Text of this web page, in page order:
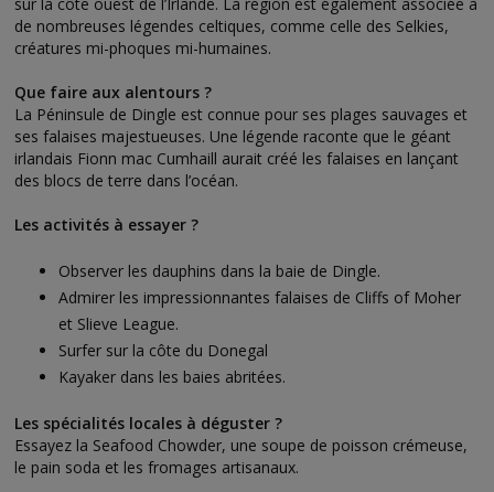
de nombreuses légendes celtiques, comme celle des Selkies,
créatures mi-phoques mi-humaines.
Que faire aux alentours ?
La Péninsule de Dingle est connue pour ses plages sauvages et
ses falaises majestueuses. Une légende raconte que le géant
irlandais Fionn mac Cumhaill aurait créé les falaises en lançant
des blocs de terre dans l’océan.
Les activités à essayer ?
Observer les dauphins dans la baie de Dingle.
Admirer les impressionnantes falaises de Cliffs of Moher
et Slieve League.
Surfer sur la côte du Donegal
Kayaker dans les baies abritées.
Les spécialités locales à déguster ?
Essayez la Seafood Chowder, une soupe de poisson crémeuse,
le pain soda et les fromages artisanaux.